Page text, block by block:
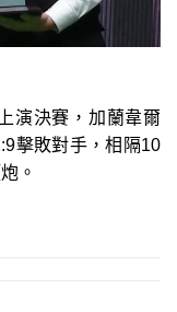
演決賽，加蘭韋爾
擊敗對手，相隔10
。